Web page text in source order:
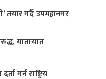
तयार गर्दै उपमहानगर
यातायात
गर्न राष्ट्रिय